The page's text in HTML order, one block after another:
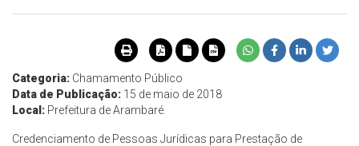
Categoria: Chamamento Público
Data de Publicação: 15 de maio de 2018
Local: Prefeitura de Arambaré.
Credenciamento de Pessoas Jurídicas para Prestação de